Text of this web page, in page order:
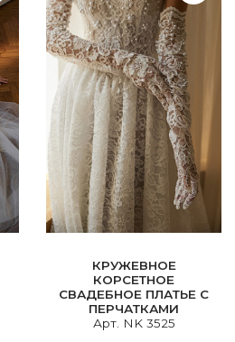
КРУЖЕВНОЕ
КОРСЕТНОЕ
СВАДЕБНОЕ ПЛАТЬЕ С
ПЕРЧАТКАМИ
Арт. NK 3525